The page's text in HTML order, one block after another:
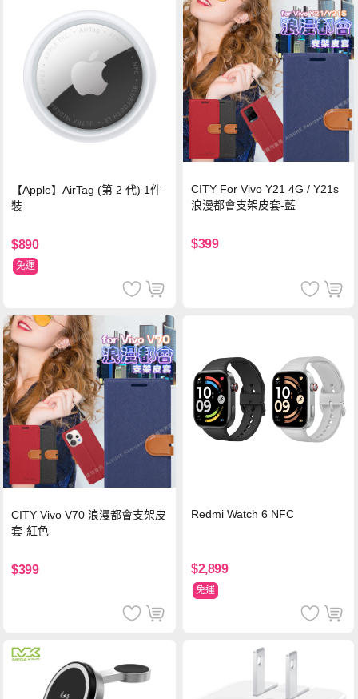
【Apple】AirTag (第 2 代) 1件
裝
$890
免運
CITY For Vivo Y21 4G / Y21s
浪漫都會支架皮套-藍
$399
CITY Vivo V70 浪漫都會支架皮
套-紅色
$399
Redmi Watch 6 NFC
$2,899
免運